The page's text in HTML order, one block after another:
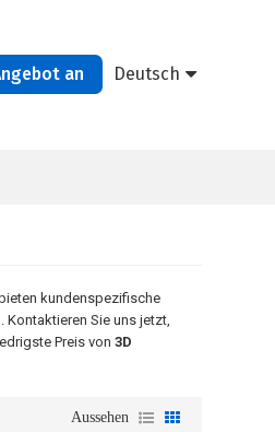
an Deutsch
bieten kundenspezifische
Sie uns jetzt,
Preis von3D
Aussehen